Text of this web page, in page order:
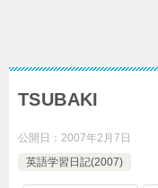
TSUBAKI
公開日： 2007年2月7日
英語学習日記(2007)